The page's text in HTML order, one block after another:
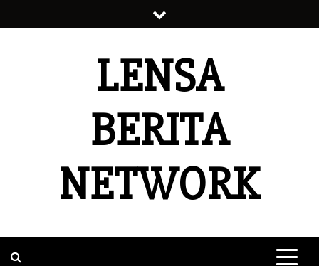
to
LENSA
BERITA
NETWORK